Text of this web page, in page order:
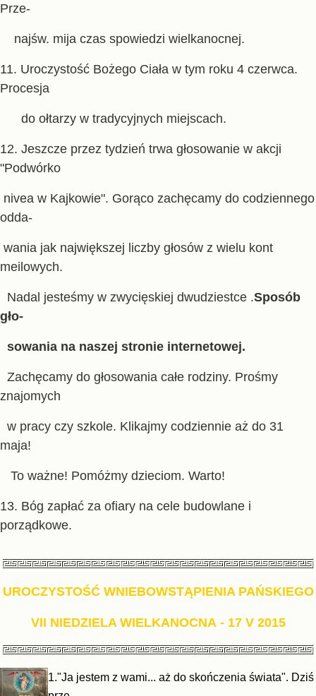
Prze-
najśw. mija czas spowiedzi wielkanocnej.
11. Uroczystość Bożego Ciała w tym roku 4 czerwca.
Procesja
do ołtarzy w tradycyjnych miejscach.
12. Jeszcze przez tydzień trwa głosowanie w akcji
"Podwórko
nivea w Kajkowie". Gorąco zachęcamy do codziennego
odda-
wania jak największej liczby głosów z wielu kont
meilowych.
Nadal jesteśmy w zwycięskiej dwudziestce .Sposób
gło-
sowania na naszej stronie internetowej.
Zachęcamy do głosowania całe rodziny. Prośmy
znajomych
w pracy czy szkole. Klikajmy codziennie aż do 31
maja!
To ważne! Pomóżmy dzieciom. Warto!
13. Bóg zapłać za ofiary na cele budowlane i
porządkowe.
UROCZYSTOŚĆ WNIEBOWSTĄPIENIA PAŃSKIEGO
VII NIEDZIELA WIELKANOCNA - 17 V 2015
1."Ja jestem z wami... aż do skończenia świata". Dziś